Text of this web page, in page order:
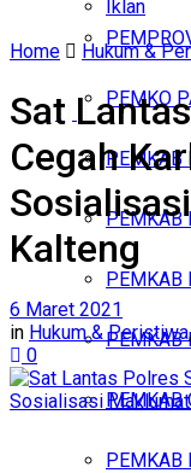
Iklan
PEMKO
PEMKAB
PEMKAB
PEMKAB
PEMKAB
PEMKAB
PEMKAB
Home Hukum &
Sat
Cegah
Kalteng
6 Maret 2021
in Hukum & Peristiwa
0